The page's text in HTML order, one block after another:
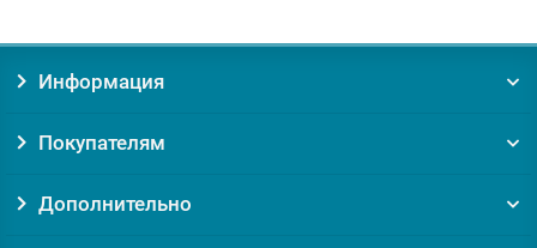
Информация
Покупателям
Дополнительно